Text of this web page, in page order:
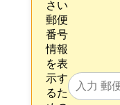
さい
郵便
番号
情報
を表
示す
るた